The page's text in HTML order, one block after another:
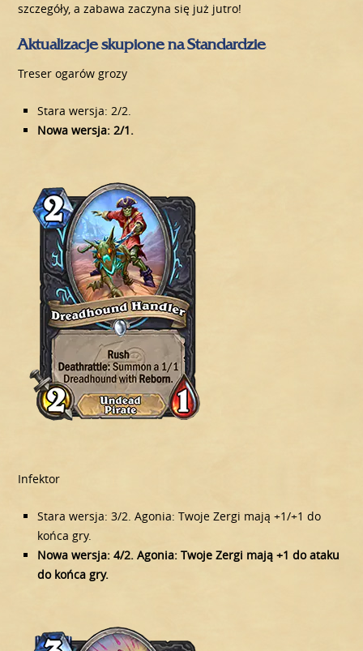
szczegóły, a zabawa zaczyna się już jutro!
Aktualizacje skupione na Standardzie
Treser ogarów grozy
Stara wersja: 2/2.
Nowa wersja: 2/1.
Infektor
Stara wersja: 3/2. Agonia: Twoje Zergi mają +1/+1 do
końca gry.
Nowa wersja: 4/2. Agonia: Twoje Zergi mają +1 do ataku
do końca gry.